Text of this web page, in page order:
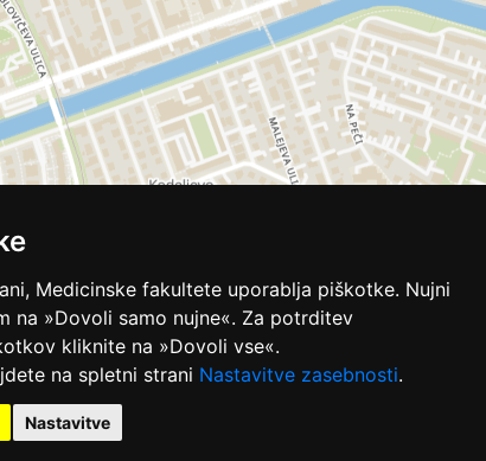
Medicinske fakultete uporablja piškotke. Nujni
na »Dovoli samo nujne«. Za potrditev
kliknite na »Dovoli vse«.
na spletni strani Nastavitve zasebnosti.
Nastavitve